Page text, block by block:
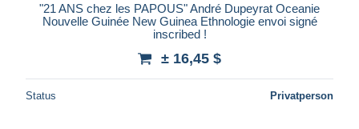
"21 ANS chez les PAPOUS" André Dupeyrat Oceanie
Nouvelle Guinée New Guinea Ethnologie envoi signé
inscribed !
± 16,45 $
Status Privatperson